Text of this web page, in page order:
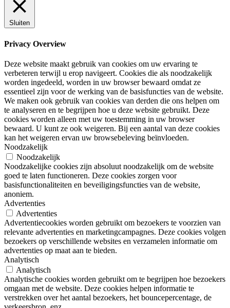
Sluiten
Privacy Overview
Deze website maakt gebruik van cookies om uw ervaring te
verbeteren terwijl u erop navigeert. Cookies die als noodzakelijk
worden ingedeeld, worden in uw browser bewaard omdat ze
essentieel zijn voor de werking van de basisfuncties van de website.
We maken ook gebruik van cookies van derden die ons helpen om
te analyseren en te begrijpen hoe u deze website gebruikt. Deze
cookies worden alleen met uw toestemming in uw browser
bewaard. U kunt ze ook weigeren. Bij een aantal van deze cookies
kan het weigeren ervan uw browsebeleving beïnvloeden.
Noodzakelijk
Noodzakelijk
Noodzakelijke cookies zijn absoluut noodzakelijk om de website
goed te laten functioneren. Deze cookies zorgen voor
basisfunctionaliteiten en beveiligingsfuncties van de website,
anoniem.
Advertenties
Advertenties
Advertentiecookies worden gebruikt om bezoekers te voorzien van
relevante advertenties en marketingcampagnes. Deze cookies volgen
bezoekers op verschillende websites en verzamelen informatie om
advertenties op maat aan te bieden.
Analytisch
Analytisch
Analytische cookies worden gebruikt om te begrijpen hoe bezoekers
omgaan met de website. Deze cookies helpen informatie te
verstrekken over het aantal bezoekers, het bouncepercentage, de